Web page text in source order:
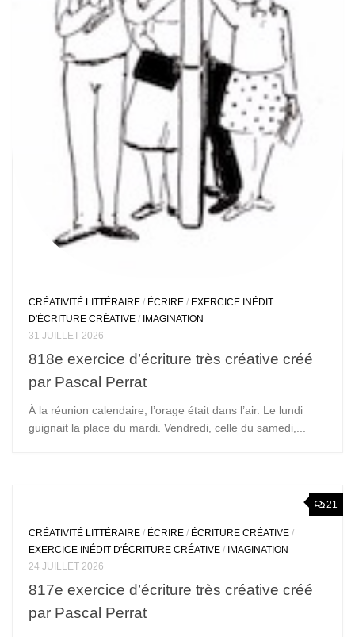
CRÉATIVITÉ LITTÉRAIRE / ÉCRIRE / EXERCICE INÉDIT
D'ÉCRITURE CRÉATIVE / IMAGINATION
31 JUILLET 2026
818e exercice d’écriture très créative créé
par Pascal Perrat
À la réunion calendaire, l’orage était dans l’air. Le lundi
guignait la place du mardi. Vendredi, celle du samedi,...
21
CRÉATIVITÉ LITTÉRAIRE / ÉCRIRE / ÉCRITURE CRÉATIVE /
EXERCICE INÉDIT D'ÉCRITURE CRÉATIVE / IMAGINATION
24 JUILLET 2026
817e exercice d’écriture très créative créé
par Pascal Perrat